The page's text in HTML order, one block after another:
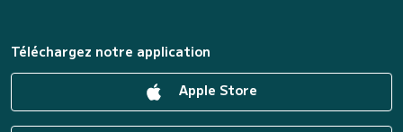
Téléchargez notre application
Apple Store